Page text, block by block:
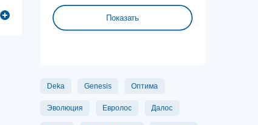
Deka Genesis Оптима
Эволюция Евролос Далос